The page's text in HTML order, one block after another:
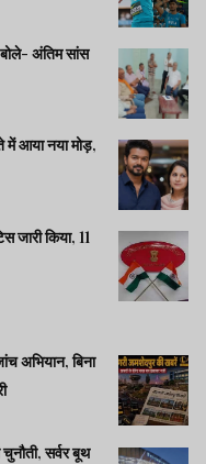
बोले- अंतिम सांस
आया नया मोड़,
जारी किया, 11
अभियान, बिना
चुनौती, सर्वर बूथ